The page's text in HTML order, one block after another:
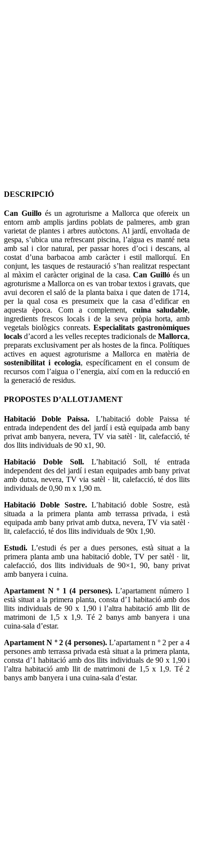
DESCRIPCIÓ
Can Guillo és un agroturisme a Mallorca que ofereix un
entorn amb amplis jardins poblats de palmeres, amb gran
varietat de plantes i arbres autòctons. Al jardí, envoltada de
gespa, s’ubica una refrescant piscina, l’aigua es manté neta
amb sal i clor natural, per passar hores d’oci i descans, al
costat d’una barbacoa amb caràcter i estil mallorquí. En
conjunt, les tasques de restauració s’han realitzat respectant
al màxim el caràcter original de la casa.Can Guillóés un
agroturisme a Mallorca on es van trobar textos i gravats, que
avui decoren el saló de la planta baixa i que daten de 1714,
per la qual cosa es presumeix que la casa d’edificar en
aquesta època. Com a complement, cuina saludable,
ingredients frescos locals i de la seva pròpia horta, amb
vegetals biològics conreats. Especialitats gastronòmiques
locals d’acord a les velles receptes tradicionals deMallorca,
preparats exclusivament per als hostes de la finca. Polítiques
actives en aquest agroturisme a Mallorca en matèria de
sostenibilitat i ecologia, específicament en el consum de
recursos com l’aigua o l’energia, així com en la reducció en
la generació de residus.
PROPOSTES D’ALLOTJAMENT
Habitació Doble Paissa. L’habitació doble Paissa té
entrada independent des del jardí i està equipada amb bany
privat amb banyera, nevera, TV via satèl · lit, calefacció, té
dos llits individuals de 90 x1, 90.
Habitació Doble Soll.L’habitació Soll, té entrada
independent des del jardí i estan equipades amb bany privat
amb dutxa, nevera, TV via satèl · lit, calefacció, té dos llits
individuals de 0,90 m x 1,90 m.
Habitació Doble Sostre.L’habitació doble Sostre, està
situada a la primera planta amb terrassa privada, i està
equipada amb bany privat amb dutxa, nevera, TV via satèl ·
lit, calefacció, té dos llits individuals de 90x 1,90.
Estudi. L’estudi és per a dues persones, està situat a la
primera planta amb una habitació doble, TV per satèl · lit,
calefacció, dos llits individuals de 90×1, 90, bany privat
amb banyera i cuina.
Apartament N º 1 (4 persones).L’apartament número 1
està situat a la primera planta, consta d’1 habitació amb dos
llits individuals de 90 x 1,90 i l’altra habitació amb llit de
matrimoni de 1,5 x 1,9. Té 2 banys amb banyera i una
cuina-sala d’estar.
Apartament N º 2 (4 persones).L’apartament n º 2 per a 4
persones amb terrassa privada està situat a la primera planta,
consta d’1 habitació amb dos llits individuals de 90 x 1,90 i
l’altra habitació amb llit de matrimoni de 1,5 x 1,9. Té 2
banys amb banyera i una cuina-sala d’estar.